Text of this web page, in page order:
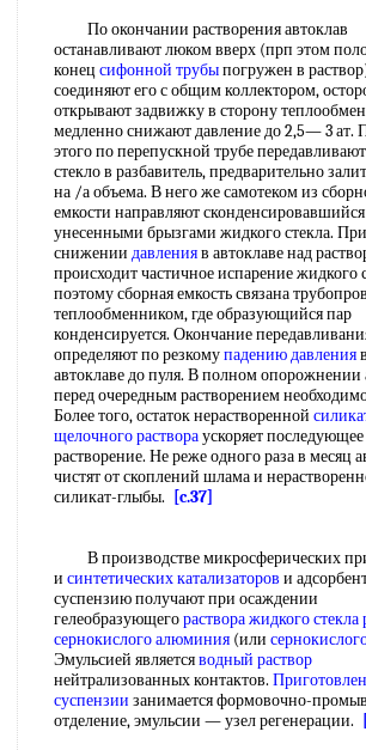
По окончании растворения автоклав
останавливают люком вверх (прп этом
конец сифонной трубыпогружен в
соединяют его с общим коллектором,
открывают задвижку в сторону
медленно снижают давление до 2,5— 3 ат.
этого по перепускной трубе
стекло в разбавитель, предварительно
на /а объема. В него же самотеком из
емкости направляют
унесенными брызгами жидкого стекла. При
снижении давленияв автоклаве над
происходит частичное испарение жидкого
поэтому сборная емкость связана
теплообменником, где образующийся пар
конденсируется. Окончание
определяют по резкомупадению давленияв
автоклаве до пуля. В полном опорожнении
перед очередным растворением
Более того, остаток нерастворенной
щелочного раствораускоряет последующее
растворение. Не реже одного раза в месяц
чистят от скоплений шлама и
силикат-глыбы.
[c.37]
В производстве микросферических
и синтетических катализаторов и
суспензию получают при осаждении
гелеобразующегораствора жидкого стекла
сернокислого алюминия (или
Эмульсией являетсяводный раствор
нейтрализованных контактов.
суспензии занимается формовочно-
отделение, эмульсии — узел регенерации.